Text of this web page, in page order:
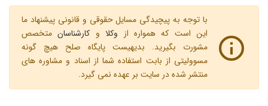
با توجه به پیچیدگی مسایل حقوقی و قانونی پیشنهاد ما
این است که همواره از وکلاو کارشناسانمتخصص
مشورت بگیرید. بدیهیست پایگاه صلح هیچ گونه
مسوولیتی از بابت استفاده شما از اسناد و مشاوره های
منتشر شده در سایت بر عهده نمی گیرد.